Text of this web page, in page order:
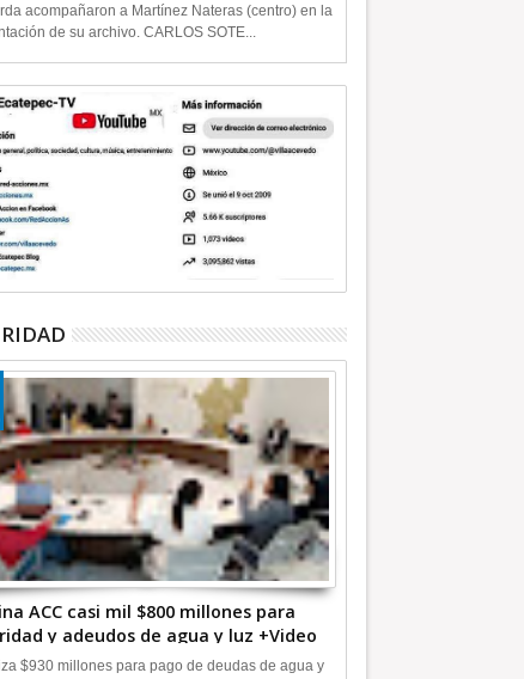
acompañaron a Martínez Nateras (centro) en la
de su archivo. CARLOS SOTE...
ACC casi mil $800 millones para
y adeudos de agua y luz +Video
$930 millones para pago de deudas de agua y